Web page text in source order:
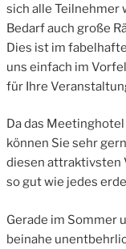
sich alle Teilnehmer
Bedarf auch große
Dies ist im
uns einfach im
für Ihre
Da das
können Sie sehr
diesen attraktivsten
so gut wie jedes
Gerade im Sommer
beinahe